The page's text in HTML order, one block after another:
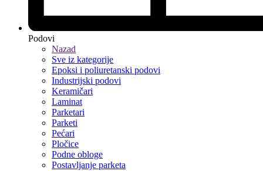
Podovi
Nazad
Sve iz kategorije
Epoksi i poliuretanski podovi
Industrijski podovi
Keramičari
Laminat
Parketari
Parketi
Pećari
Pločice
Podne obloge
Postavljanje parketa